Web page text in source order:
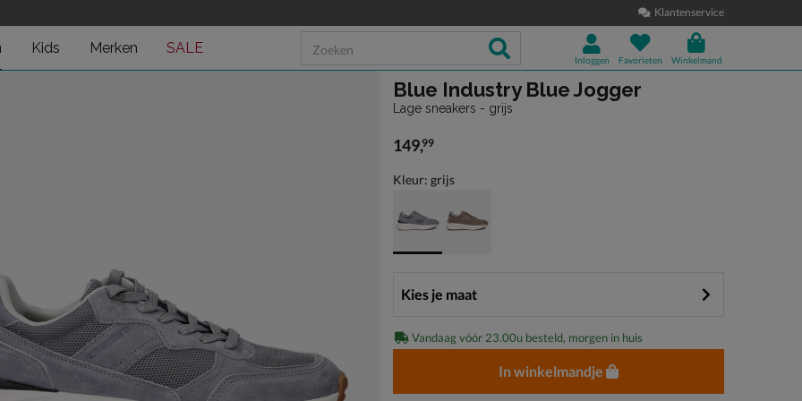
Klantenservice
Kids Merken SALE
Inloggen Favorieten Winkelmand
Blue Industry Blue Jogger
Lage sneakers - grijs
€ 149,99
149,99
Kleur: grijs
Kies je maat
Vandaag vóór 23.00u besteld, morgen in huis
In winkelmandje